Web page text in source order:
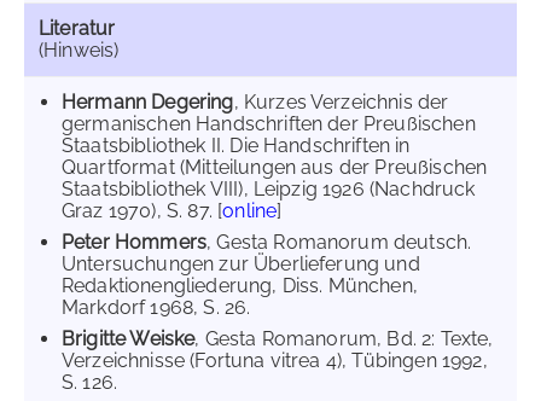
Literatur
(Hinweis)
Hermann Degering, Kurzes Verzeichnis der
germanischen Handschriften der Preußischen
Staatsbibliothek II. Die Handschriften in
Quartformat (Mitteilungen aus der Preußischen
Staatsbibliothek VIII), Leipzig 1926 (Nachdruck
Graz 1970), S. 87. [online]
Peter Hommers, Gesta Romanorum deutsch.
Untersuchungen zur Überlieferung und
Redaktionengliederung, Diss. München,
Markdorf 1968, S. 26.
Brigitte Weiske, Gesta Romanorum, Bd. 2: Texte,
Verzeichnisse (Fortuna vitrea 4), Tübingen 1992,
S. 126.